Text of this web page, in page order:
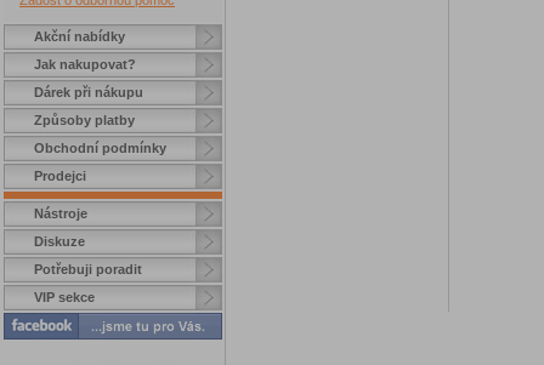
Akční nabídky
Jak nakupovat?
Dárek při nákupu
Způsoby platby
Obchodní podmínky
Prodejci
Nástroje
Diskuze
Potřebuji poradit
VIP sekce